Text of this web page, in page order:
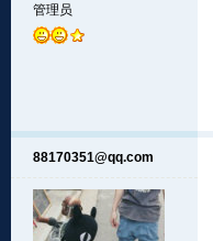
管理员
88170351@qq.com